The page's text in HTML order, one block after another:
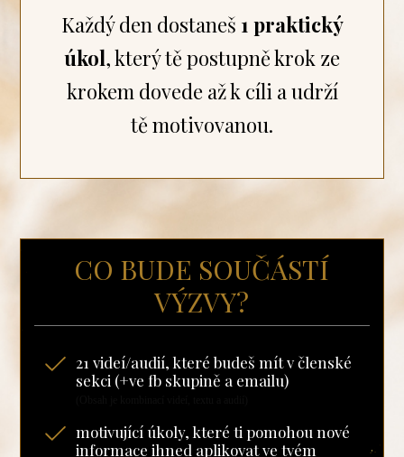
Každý den dostaneš 1 praktický
úkol, který tě postupně krok ze
krokem dovede až k cíli a udrží
tě motivovanou.
CO BUDE SOUČÁSTÍ
VÝZVY?
21 videí/audií, které budeš mít v členské
sekci (+ve fb skupině a emailu)
motivující úkoly, které ti pomohou nové
informace ihned aplikovat ve tvém